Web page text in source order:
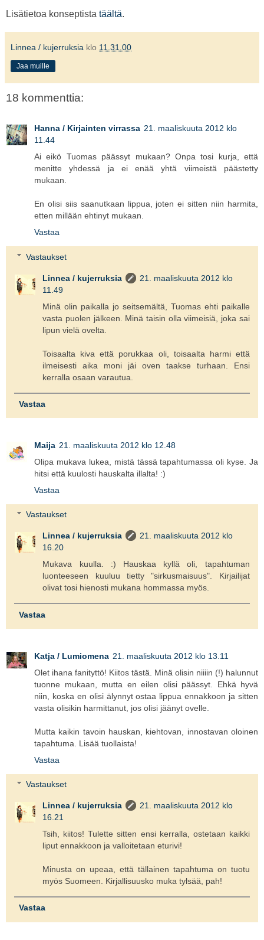
Lisätietoa konseptista täältä.
Linnea / kujerruksia klo 11.31.00
Jaa muille
18 kommenttia:
Hanna / Kirjainten virrassa 21. maaliskuuta 2012 klo
11.44
Ai eikö Tuomas päässyt mukaan? Onpa tosi kurja, että
menitte yhdessä ja ei enää yhtä viimeistä päästetty
mukaan.
En olisi siis saanutkaan lippua, joten ei sitten niin harmita,
etten millään ehtinyt mukaan.
Vastaa
Vastaukset
Linnea / kujerruksia
21. maaliskuuta 2012 klo
11.49
Minä olin paikalla jo seitsemältä, Tuomas ehti paikalle
vasta puolen jälkeen. Minä taisin olla viimeisiä, joka sai
lipun vielä ovelta.
Toisaalta kiva että porukkaa oli, toisaalta harmi että
ilmeisesti aika moni jäi oven taakse turhaan. Ensi
kerralla osaan varautua.
Vastaa
Maija 21. maaliskuuta 2012 klo 12.48
Olipa mukava lukea, mistä tässä tapahtumassa oli kyse. Ja
hitsi että kuulosti hauskalta illalta! :)
Vastaa
Vastaukset
Linnea / kujerruksia
21. maaliskuuta 2012 klo
16.20
Mukava kuulla. :) Hauskaa kyllä oli, tapahtuman
luonteeseen kuuluu tietty "sirkusmaisuus". Kirjailijat
olivat tosi hienosti mukana hommassa myös.
Vastaa
Katja / Lumiomena 21. maaliskuuta 2012 klo 13.11
Olet ihana fanityttö! Kiitos tästä. Minä olisin niiiin (!) halunnut
tuonne mukaan, mutta en eilen olisi päässyt. Ehkä hyvä
niin, koska en olisi älynnyt ostaa lippua ennakkoon ja sitten
vasta olisikin harmittanut, jos olisi jäänyt ovelle.
Mutta kaikin tavoin hauskan, kiehtovan, innostavan oloinen
tapahtuma. Lisää tuollaista!
Vastaa
Vastaukset
Linnea / kujerruksia
21. maaliskuuta 2012 klo
16.21
Tsih, kiitos! Tulette sitten ensi kerralla, ostetaan kaikki
liput ennakkoon ja valloitetaan eturivi!
Minusta on upeaa, että tällainen tapahtuma on tuotu
myös Suomeen. Kirjallisuusko muka tylsää, pah!
Vastaa